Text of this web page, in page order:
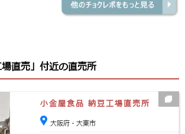
場直売」付近の直売所
小金屋食品 納豆工場直売所
大阪府・大東市